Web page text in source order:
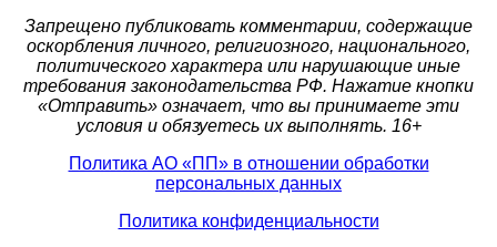
Запрещено публиковать комментарии, содержащие
оскорбления личного, религиозного, национального,
политического характера или нарушающие иные
требования законодательства РФ. Нажатие кнопки
«Отправить» означает, что вы принимаете эти
условия и обязуетесь их выполнять. 16+
Политика АО «ПП» в отношении обработки
персональных данных
Политика конфиденциальности